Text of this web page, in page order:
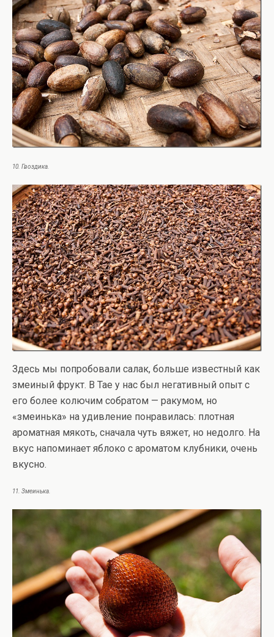
10. Гвоздика.
Здесь мы попробовали салак, больше известный как
змеиный фрукт. В Тае у нас был негативный опыт с
его более колючим собратом — ракумом, но
«змеинька» на удивление понравилась: плотная
ароматная мякоть, сначала чуть вяжет, но недолго. На
вкус напоминает яблоко с ароматом клубники, очень
вкусно.
11. Змеинька.